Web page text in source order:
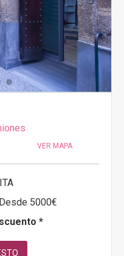
VER MAPA
Desde 5000€
*